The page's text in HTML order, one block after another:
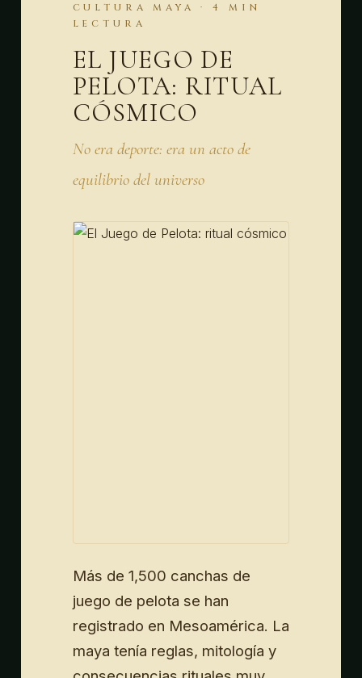
CULTURA MAYA · 4 MIN
LECTURA
EL JUEGO DE
PELOTA: RITUAL
CÓSMICO
No era deporte: era un acto de
equilibrio del universo
Más de 1,500 canchas de
juego de pelota se han
registrado en Mesoamérica. La
maya tenía reglas, mitología y